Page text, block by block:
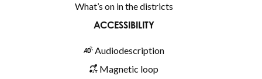
What’s on in the districts
ACCESSIBILITY
Audiodescription
Magnetic loop